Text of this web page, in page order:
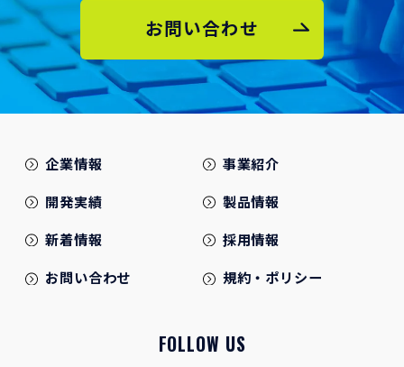
お問い合わせ
企業情報 事業紹介
開発実績 製品情報
新着情報 採用情報
お問い合わせ 規約・ポリシー
FOLLOW US